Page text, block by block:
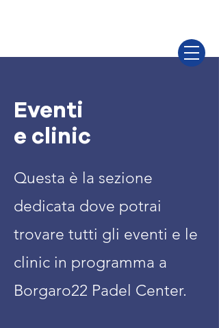
Eventi
e clinic
Questa è la sezione
dedicata dove potrai
trovare tutti gli eventi e le
clinic in programma a
Borgaro22 Padel Center.